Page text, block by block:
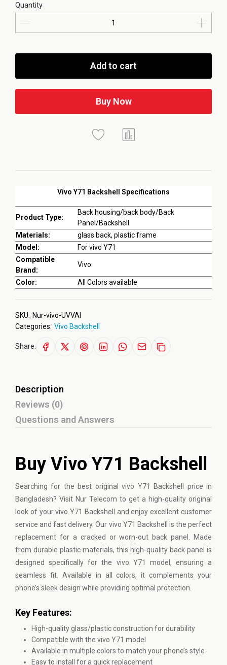
Vivo Y71 Backshell Specifications
Product Type:
Back housing/back body/Back
Panel/Backshell
Materials:
glass back, plastic frame
Model:
For vivo Y71
Compatible
Brand:
Vivo
Color: All Colors available
Quantity
Add to cart
Buy Now
SKU: Nur-vivo-UVVAI
Categories: Vivo Backshell
Share:
Description
Reviews (0)
Questions and Answers
Buy Vivo Y71 Backshell
Searching for the best originalvivo Y71 Backshell price in
Bangladesh? Visit Nur Telecom to get a high-quality original
look of your vivo Y71 Backshell and enjoy excellent customer
service and fast delivery. Our vivo Y71 Backshell is the perfect
replacement for a cracked or worn-out back panel. Made
from durable plastic materials, this high-quality back panel is
designed specifically for the vivo Y71 model, ensuring a
seamless fit. Available in all colors, it complements your
phone’s sleek design while providing optimal protection.
Key Features:
High-quality glass/plastic construction for durability
Compatible with the vivo Y71 model
Available in multiple colors to match your phone’s style
Easy to install for a quick replacement